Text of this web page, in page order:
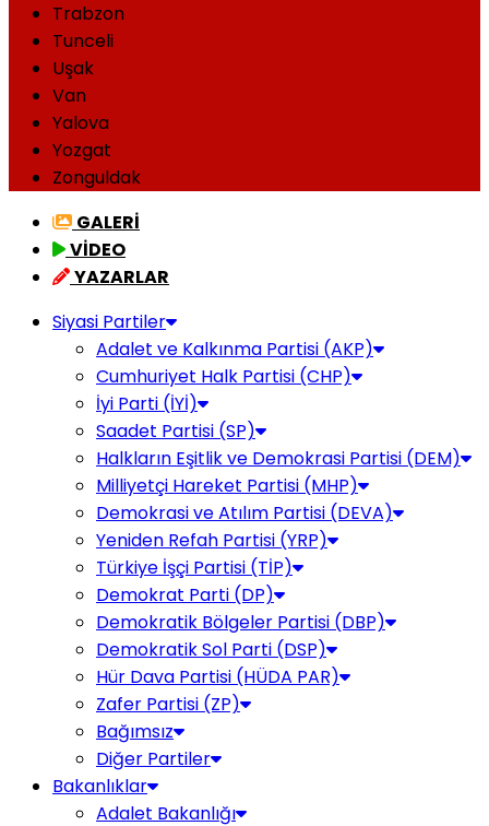
Trabzon
Tunceli
Uşak
Van
Yalova
Yozgat
Zonguldak
GALERİ
VİDEO
YAZARLAR
Siyasi Partiler
Adalet ve Kalkınma Partisi (AKP)
Cumhuriyet Halk Partisi (CHP)
İyi Parti (İYİ)
Saadet Partisi (SP)
Halkların Eşitlik ve Demokrasi Partisi (DEM)
Milliyetçi Hareket Partisi (MHP)
Demokrasi ve Atılım Partisi (DEVA)
Yeniden Refah Partisi (YRP)
Türkiye İşçi Partisi (TİP)
Demokrat Parti (DP)
Demokratik Bölgeler Partisi (DBP)
Demokratik Sol Parti (DSP)
Hür Dava Partisi (HÜDA PAR)
Zafer Partisi (ZP)
Bağımsız
Diğer Partiler
Bakanlıklar
Adalet Bakanlığı